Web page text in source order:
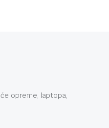
opreme, laptopa,